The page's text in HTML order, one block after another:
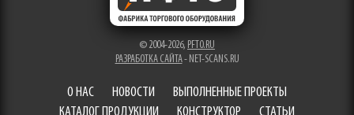
© 2004-2026, PFTO.RU
РАЗРАБОТКА САЙТА- NET-SCANS.RU
О НАС НОВОСТИ
ВЫПОЛНЕННЫЕ ПРОЕКТЫ
КАТАЛОГ ПРОДУКЦИИ
КОНСТРУКТОР СТАТЬИ